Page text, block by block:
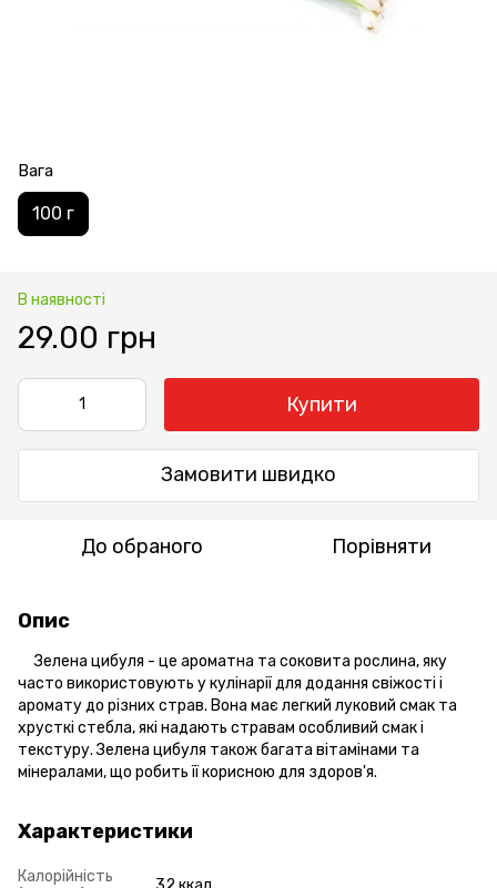
Вага
100 г
В наявності
29.00 грн
Купити
Замовити швидко
До обраного Порівняти
Опис
Зелена цибуля - це ароматна та соковита рослина, яку
часто використовують у кулінарії для додання свіжості і
аромату до різних страв. Вона має легкий луковий смак та
хрусткі стебла, які надають стравам особливий смак і
текстуру. Зелена цибуля також багата вітамінами та
мінералами, що робить її корисною для здоров'я.
Характеристики
Калорійність